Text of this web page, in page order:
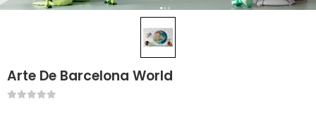
Arte De Barcelona World